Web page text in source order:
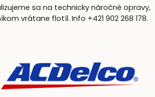
sa na technicky náročné opravy,
vrátane flotíl. Info +421 902 268 178.